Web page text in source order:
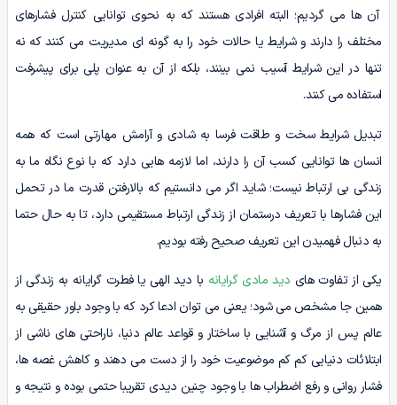
آن ها می گردیم؛ البته افرادی هستند که به نحوی توانایی کنترل فشارهای
مختلف را دارند و شرایط یا حالات خود را به گونه ای مدیریت می کنند که نه
تنها در این شرایط آسیب نمی بینند، بلکه از آن به عنوان پلی برای پیشرفت
استفاده می کنند.
تبدیل شرایط سخت و طاقت فرسا به شادی و آرامش مهارتی است که همه
انسان ها توانایی کسب آن را دارند، اما لازمه هایی دارد که با نوع نگاه ما به
زندگی بی ارتباط نیست؛ شاید اگر می دانستیم که بالارفتن قدرت ما در تحمل
این فشارها با تعریف درستمان از زندگی ارتباط مستقیمی دارد، تا به حال حتما
به دنبال فهمیدن این تعریف صحیح رفته بودیم.
یکی از تفاوت های دید مادی گرایانه با دید الهی یا فطرت گرایانه به زندگی از
همین جا مشخص می شود؛ یعنی می توان ادعا کرد که با وجود باور حقیقی به
عالم پس از مرگ و آشنایی با ساختار و قواعد عالم دنیا، ناراحتی های ناشی از
ابتلائات دنیایی کم کم موضوعیت خود را از دست می دهند و کاهش غصه ها،
فشار روانی و رفع اضطراب ها با وجود چنین دیدی تقریبا حتمی بوده و نتیجه و